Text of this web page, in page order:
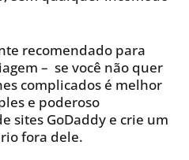
recomendado para
– se você não quer
complicados é melhor
e poderoso
sites GoDaddy e crie um
fora dele.